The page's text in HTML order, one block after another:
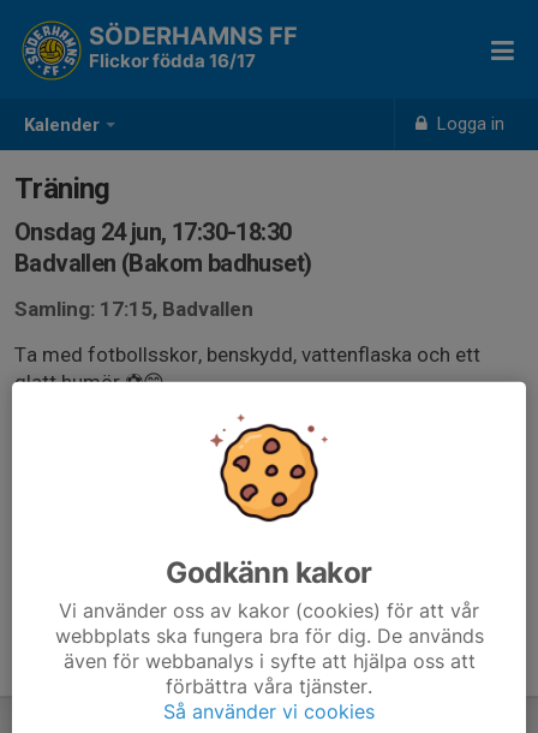
Kalender Logga in
SÖDERHAMNS FF
Flickor födda 16/17
Träning
Onsdag 24 jun, 17:30-18:30
Badvallen (Bakom badhuset)
Samling: 17:15, Badvallen
Ta med fotbollsskor, benskydd, vattenflaska och ett
glatt humör ⚽️😊
Godkänn kakor
Vi använder oss av kakor (cookies) för att vår
webbplats ska fungera bra för dig. De används
även för webbanalys i syfte att hjälpa oss att
förbättra våra tjänster.
Så använder vi cookies